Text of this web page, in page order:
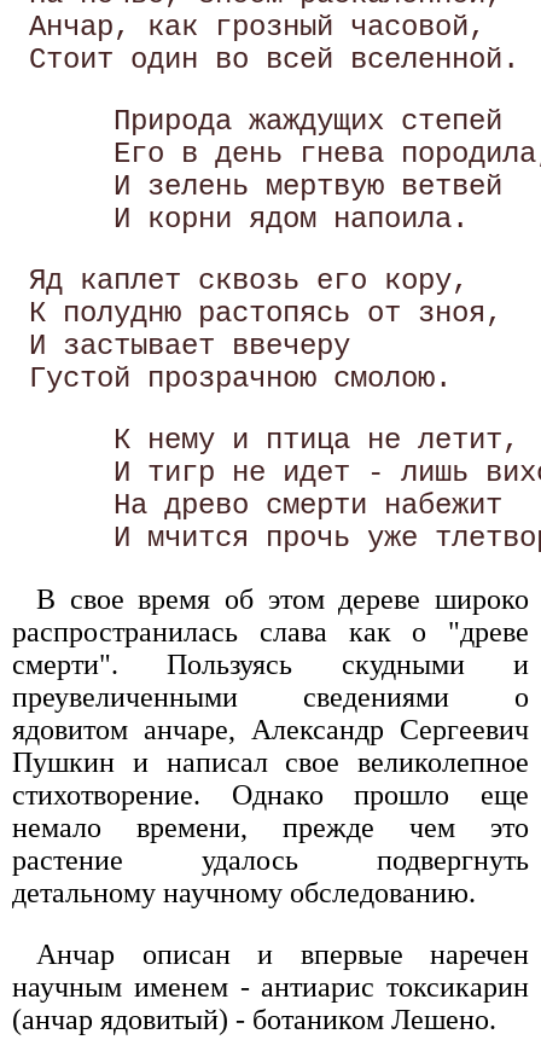
Анчар, как грозный часовой,
      Природа жаждущих степей
Его в день гнева
      И зелень мертвую ветвей
Яд каплет сквозь его кору,
К полудню растопясь от зноя,
И застывает ввечеру
      К нему и птица не летит,
И тигр не идет - лишь
      На древо смерти набежит
В свое время об этом дереве широко
распространилась слава как о "древе
смерти". Пользуясь скудными и
преувеличенными сведениями о
ядовитом анчаре, Александр Сергеевич
Пушкин и написал свое великолепное
стихотворение. Однако прошло еще
немало времени, прежде чем это
растение удалось подвергнуть
детальному научному обследованию.
Анчар описан и впервые наречен
научным именем - антиарис токсикарин
(анчар ядовитый) - ботаником Лешено.